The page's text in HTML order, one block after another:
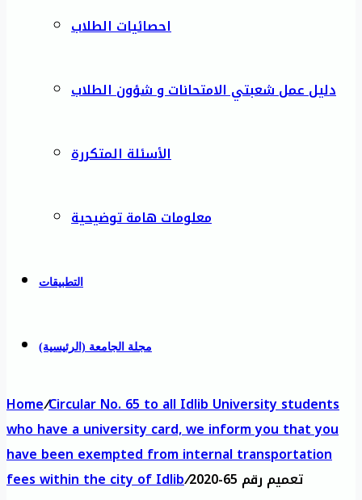
احصائيات الطلاب
دليل عمل شعبتي الامتحانات و شؤون الطلاب
الأسئلة المتكررة
معلومات هامة توضيحية
التطبيقات
مجلة الجامعة (الرئيسية)
Home/Circular No. 65 to all Idlib University students
who have a university card, we inform you that you
have been exempted from internal transportation
fees within the city of Idlib/ تعميم رقم 65-2020